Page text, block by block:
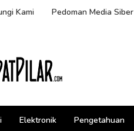
Kami Pedoman Media Siber
Elektronik Pengetahuan